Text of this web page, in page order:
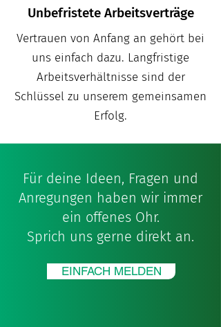
Unbefristete Arbeitsverträge
Vertrauen von Anfang an gehört bei
uns einfach dazu. Langfristige
Arbeitsverhältnisse sind der
Schlüssel zu unserem gemeinsamen
Erfolg.
Für deine Ideen, Fragen und
Anregungen haben wir immer
ein offenes Ohr.
Sprich uns gerne direkt an.
EINFACH MELDEN